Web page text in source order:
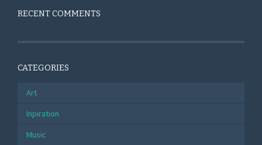
RECENT COMMENTS
CATEGORIES
Art
Inpiration
Music